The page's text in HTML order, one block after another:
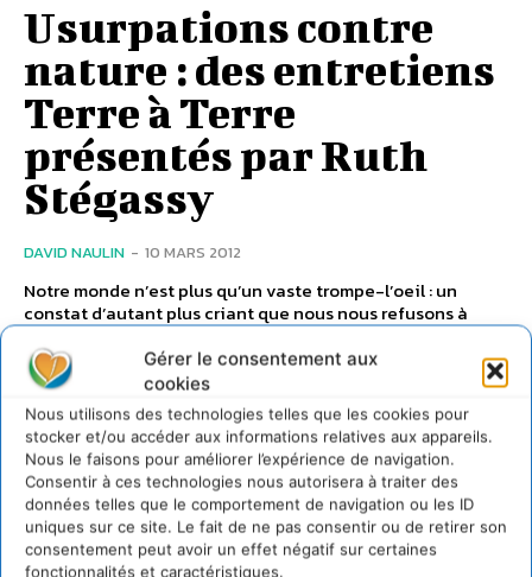
Gérer le consentement aux
cookies
Nous utilisons des technologies telles que les cookies pour
stocker et/ou accéder aux informations relatives aux appareils.
Nous le faisons pour améliorer l’expérience de navigation.
Consentir à ces technologies nous autorisera à traiter des
données telles que le comportement de navigation ou les ID
uniques sur ce site. Le fait de ne pas consentir ou de retirer son
consentement peut avoir un effet négatif sur certaines
fonctionnalités et caractéristiques.
Usurpations contre
nature : des entretiens
Terre à Terre
présentés par Ruth
Stégassy
DAVID NAULIN - 10 MARS 2012
Notre monde n’est plus qu’un vaste trompe-l’oeil : un
constat d’autant plus criant que nous nous refusons à
ouvrir les yeux ! C’est pourtant...